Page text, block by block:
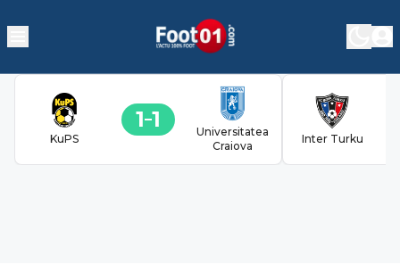
KuPS
1 1
Universitatea
Craiova
Inter Turku